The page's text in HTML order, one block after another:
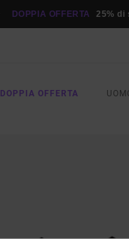
DOPPIA OFFERTA 25% di
DOPPIA OFFERTA